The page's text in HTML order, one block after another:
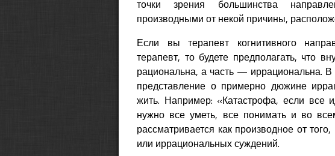
точки зрения большинства
производными от некой причины,
Если вы терапевт когнитивного
терапевт, то будете предполагать, что
рациональна, а часть — иррациональна.
представление о примерно дюжине
жить. Например: «Катастрофа, если все
нужно все уметь, все понимать и во
рассматривается как производное от
или иррациональных суждений.